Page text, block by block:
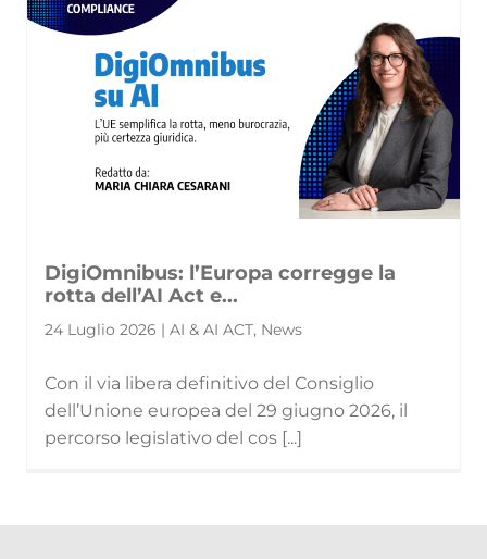
DigiOmnibus: l’Europa corregge la
rotta dell’AI Act e...
24 Luglio 2026 | AI & AI ACT, News
Con il via libera definitivo del Consiglio
dell’Unione europea del 29 giugno 2026, il
percorso legislativo del cos [...]